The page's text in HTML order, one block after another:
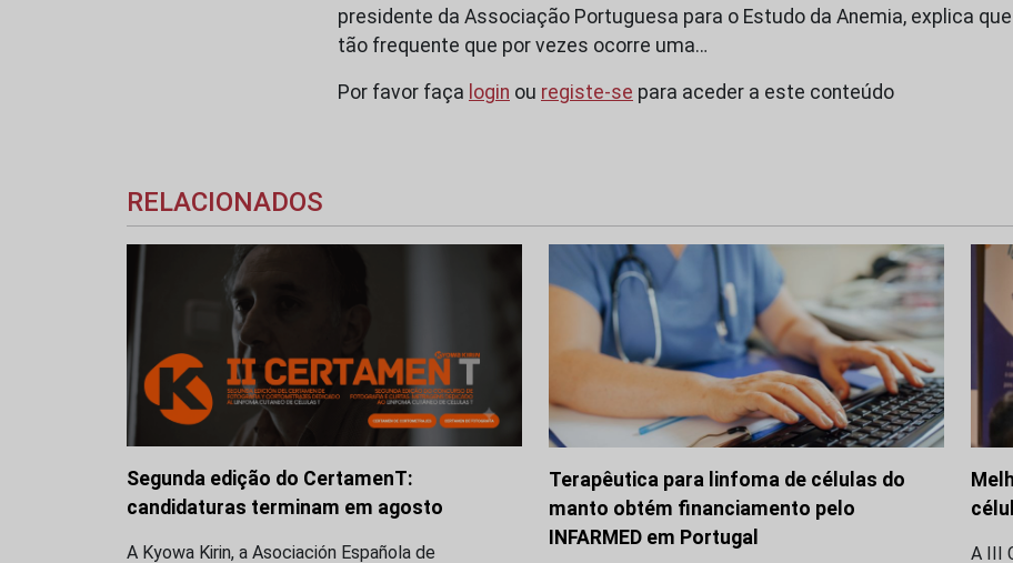
presidente da Associação Portuguesa para o Estudo da Anemia, explica
tão frequente que por vezes ocorre uma…
Por favor faça login ou registe-se para aceder a este conteúdo
RELACIONADOS
Segunda edição do CertamenT:
candidaturas terminam em agosto
A Kyowa Kirin, a Asociación Española de
Terapêutica para linfoma de células do
manto obtém financiamento pelo
INFARMED em Portugal
A III